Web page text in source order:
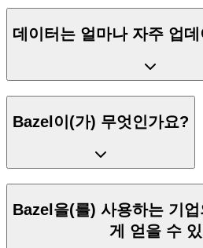
데이터는 얼마나 자주 업
Bazel이(가) 무엇인가요?
Bazel을(를) 사용하는 기
게 얻을 수